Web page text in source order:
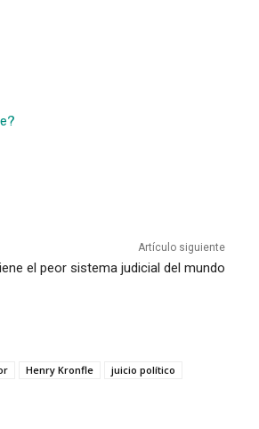
Artículo siguiente
el peor sistema judicial del mundo
Henry Kronfle
juicio político